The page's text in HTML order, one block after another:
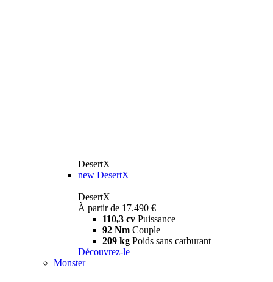
DesertX
new DesertX
DesertX
À partir de 17.490 €
110,3 cv Puissance
92 Nm Couple
209 kg Poids sans carburant
Découvrez-le
Monster